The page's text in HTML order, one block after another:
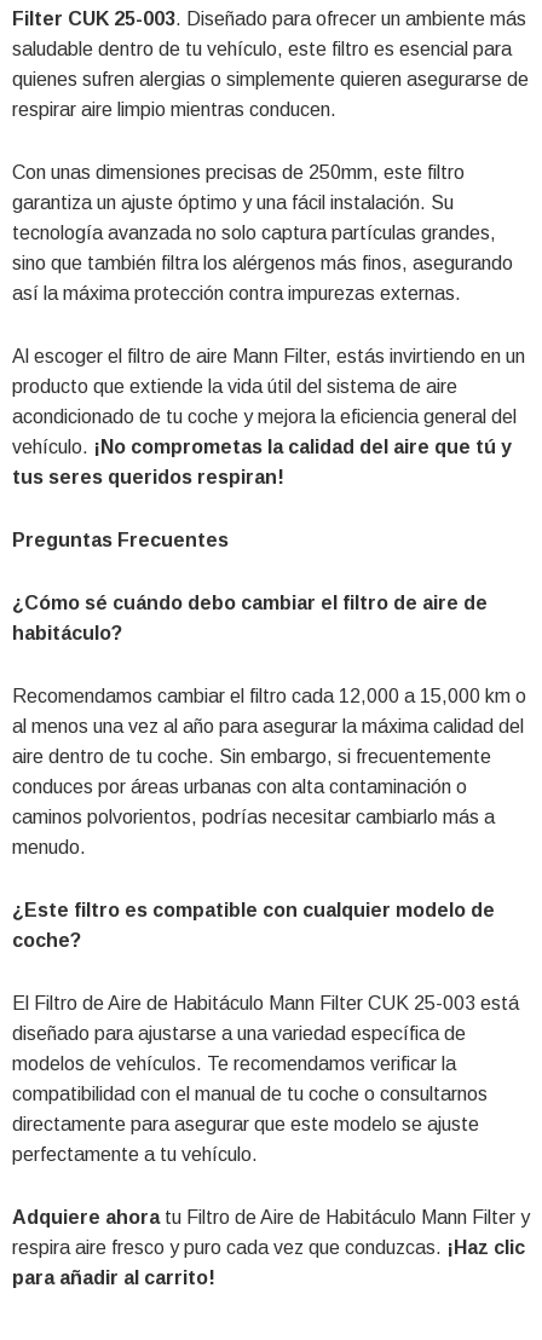
Filter CUK 25-003. Diseñado para ofrecer un ambiente más
saludable dentro de tu vehículo, este filtro es esencial para
quienes sufren alergias o simplemente quieren asegurarse de
respirar aire limpio mientras conducen.
Con unas dimensiones precisas de 250mm, este filtro
garantiza un ajuste óptimo y una fácil instalación. Su
tecnología avanzada no solo captura partículas grandes,
sino que también filtra los alérgenos más finos, asegurando
así la máxima protección contra impurezas externas.
Al escoger el filtro de aire Mann Filter, estás invirtiendo en un
producto que extiende la vida útil del sistema de aire
acondicionado de tu coche y mejora la eficiencia general del
vehículo. ¡No comprometas la calidad del aire que tú y
tus seres queridos respiran!
Preguntas Frecuentes
¿Cómo sé cuándo debo cambiar el filtro de aire de
habitáculo?
Recomendamos cambiar el filtro cada 12,000 a 15,000 km o
al menos una vez al año para asegurar la máxima calidad del
aire dentro de tu coche. Sin embargo, si frecuentemente
conduces por áreas urbanas con alta contaminación o
caminos polvorientos, podrías necesitar cambiarlo más a
menudo.
¿Este filtro es compatible con cualquier modelo de
coche?
El Filtro de Aire de Habitáculo Mann Filter CUK 25-003 está
diseñado para ajustarse a una variedad específica de
modelos de vehículos. Te recomendamos verificar la
compatibilidad con el manual de tu coche o consultarnos
directamente para asegurar que este modelo se ajuste
perfectamente a tu vehículo.
Adquiere ahoratu Filtro de Aire de Habitáculo Mann Filter y
respira aire fresco y puro cada vez que conduzcas. ¡Haz clic
para añadir al carrito!